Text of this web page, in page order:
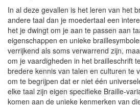
In al deze gevallen is het leren van het
andere taal dan je moedertaal een
het je dwingt om je aan te passen aan
eigenschappen en unieke
verrijkend als soms verwarrend zijn,
om je vaardigheden in het brailleschrift
bredere kennis van talen en culturen te
om te begrijpen dat er niet één
elke taal zijn eigen specifieke Braille-
komen aan de unieke kenmerken van